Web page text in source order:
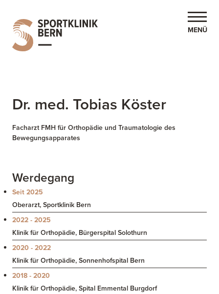
MENÜ
Dr. med. Tobias Köster
Facharzt FMH für Orthopädie und Traumatologie des
Bewegungsapparates
Werdegang
Seit 2025
Oberarzt, Sportklinik Bern
2022 - 2025
Klinik für Orthopädie, Bürgerspital Solothurn
2020 - 2022
Klinik für Orthopädie, Sonnenhofspital Bern
2018 - 2020
Klinik für Orthopädie, Spital Emmental Burgdorf